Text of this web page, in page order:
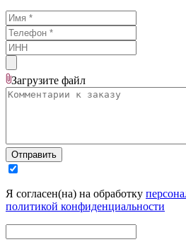
Загрузите файл
Отправить
Я согласен(на) на обработку
политикой конфиденциальности